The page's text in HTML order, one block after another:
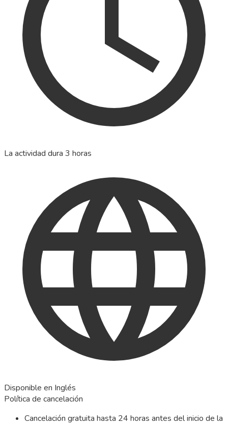
La actividad dura 3 horas
Disponible en Inglés
Política de cancelación
Cancelación gratuita hasta 24 horas antes del inicio de la